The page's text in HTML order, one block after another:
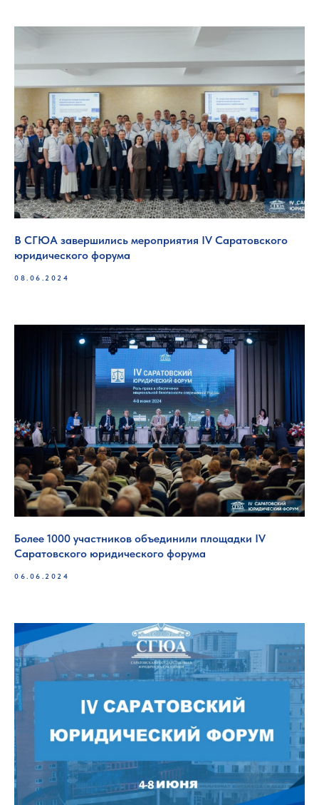
В СГЮА завершились мероприятия IV Саратовского
юридического форума
08.06.2024
Более 1000 участников объединили площадки IV
Саратовского юридического форума
06.06.2024